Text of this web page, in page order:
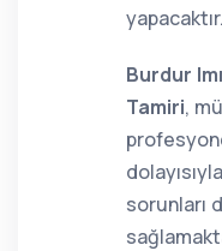
yapacaktır.
Burdur
Tamiri,
sorunları